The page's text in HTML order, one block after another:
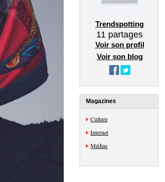
Trendspotting
11 partages
Voir son profil
Voir son blog
Magazines
Culture
Internet
Médias